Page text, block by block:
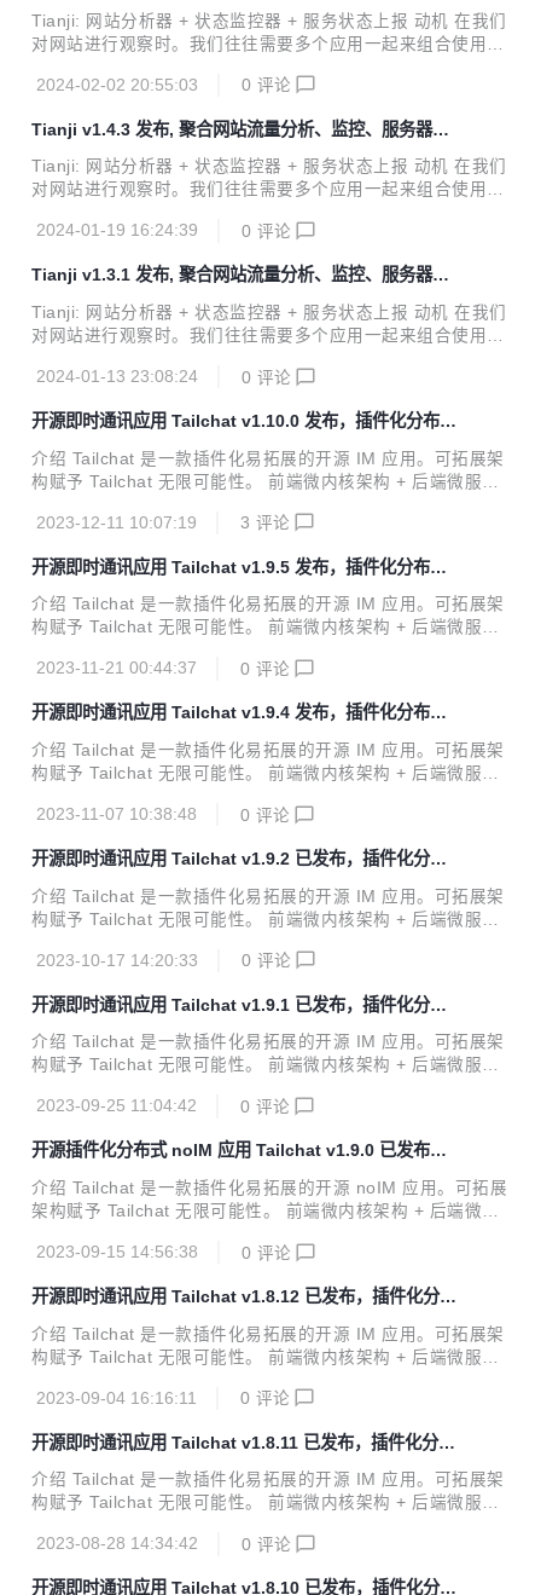
署的应用，我们往往还需要一个遥测系统来帮助我们对其他人
的部署情况做一个最简单的信息收集。 我认为这些工具应当是
这些常见的需求整合为一体呢？毕竟在大部分时候我们并不需
析、监控、服务器状态
Tianji: 网站分析器 + 状态监控器 + 服务状态上报 动机 在我们
对网站进行观察时。我们往往需要多个应用一起来组合使用。
面的访问量，我们需要 uptime 监控器来检查服务器的网络质
态来检查服务器的质量。另外如果开发的是一个允许被开源部
署的应用，我们往往还需要一个遥测系统来帮助我们对其他人
的部署情况做一个最简单的信息收集。 我认为这些工具应当是
这些常见的需求整合为一体呢？毕竟在大部分时候我们并不需
2024-02-02 20:55:03 0 评论
Tianji v1.4.3 发布, 聚合网站流量分析、监控、服务器状
态
Tianji: 网站分析器 + 状态监控器 + 服务状态上报 动机 在我们
对网站进行观察时。我们往往需要多个应用一起来组合使用。
面的访问量，我们需要 uptime 监控器来检查服务器的网络质
态来检查服务器的质量。另外如果开发的是一个允许被开源部
署的应用，我们往往还需要一个遥测系统来帮助我们对其他人
的部署情况做一个最简单的信息收集。 我认为这些工具应当是
这些常见的需求整合为一体呢？毕竟在大部分时候我们并不需
2024-01-19 16:24:39 0 评论
Tianji v1.3.1 发布, 聚合网站流量分析、监控、服务器状
态
Tianji: 网站分析器 + 状态监控器 + 服务状态上报 动机 在我们
对网站进行观察时。我们往往需要多个应用一起来组合使用。
的访问量，我们需要uptime监控器来检查服务器的网络质量与
检查服务器的质量。另外如果开发的是一个允许被开源部署的
应用，我们往往还需要一个遥测系统来帮助我们对其他人的部
署情况做一个最简单的信息收集。 我认为这些工具应当是为同
常见的需求整合为一体呢？毕竟在大部分时候我们并不需要非
2024-01-13 23:08:24 0 评论
开源即时通讯应用 Tailchat v1.10.0 发布，插件化分布式
noIM 应用
介绍 Tailchat 是一款插件化易拓展的开源 IM 应用。可拓展架
构赋予 Tailchat 无限可能性。 前端微内核架构 + 后端微服务
企业与私域用户打造，高度自由的群组管理与定制化的面板展
自己的品牌与圈子。 官方网站: https://tailchat.msgbyte.co
m/ v1.10.0 更新内容 特性更新 音视频功能优化 增加app摄像
头麦克风权限获取，现在移动端可以正常使用音视频服务了 增
添加基本信...
2023-12-11 10:07:19 3 评论
开源即时通讯应用 Tailchat v1.9.5 发布，插件化分布式
noIM 应用
介绍 Tailchat 是一款插件化易拓展的开源 IM 应用。可拓展架
构赋予 Tailchat 无限可能性。 前端微内核架构 + 后端微服务
企业与私域用户打造，高度自由的群组管理与定制化的面板展
自己的品牌与圈子。 官方网站: https://tailchat.msgbyte.co
m/ v1.9.5 更新内容 特性更新 livekit 插件增加成员面板 你可
以在成员面板中查看所有参会者的列表，以及麦克风情况 live
2023-11-21 00:44:37 0 评论
开源即时通讯应用 Tailchat v1.9.4 发布，插件化分布式
noIM 应用
介绍 Tailchat 是一款插件化易拓展的开源 IM 应用。可拓展架
构赋予 Tailchat 无限可能性。 前端微内核架构 + 后端微服务
企业与私域用户打造，高度自由的群组管理与定制化的面板展
自己的品牌与圈子。 官方网站: https://tailchat.msgbyte.co
m/ v1.9.4 更新内容 特性更新 增加消息搜索功能 现在支持在
会话中对聊天信息进行搜索，因为是直接在数据库中搜索，考
结果即视为超时。...
2023-11-07 10:38:48 0 评论
开源即时通讯应用 Tailchat v1.9.2 已发布，插件化分布
式 noIM 应用
介绍 Tailchat 是一款插件化易拓展的开源 IM 应用。可拓展架
构赋予 Tailchat 无限可能性。 前端微内核架构 + 后端微服务
企业与私域用户打造，高度自由的群组管理与定制化的面板展
自己的品牌与圈子。 官方网站: https://tailchat.msgbyte.co
m/ v1.9.2 更新内容 特性更新 增加桌面版分享屏幕的支持 现
在，可以在electron上点开屏幕分享并选中想要分享的窗口了
无法打...
2023-10-17 14:20:33 0 评论
开源即时通讯应用 Tailchat v1.9.1 已发布，插件化分布
式 noIM 应用
介绍 Tailchat 是一款插件化易拓展的开源 IM 应用。可拓展架
构赋予 Tailchat 无限可能性。 前端微内核架构 + 后端微服务
企业与私域用户打造，高度自由的群组管理与定制化的面板展
自己的品牌与圈子。 官方网站: https://tailchat.msgbyte.co
m/ v1.9.1 更新内容 特性更新 增加面板展示权限 为了更好的
控制展示内容，在本次更新中新增了面板展示权限，你可以在
通过权限的组合来...
2023-09-25 11:04:42 0 评论
开源插件化分布式 noIM 应用 Tailchat v1.9.0 已发布，
增加面板级别的权限控制
介绍 Tailchat 是一款插件化易拓展的开源 noIM 应用。可拓展
架构赋予 Tailchat 无限可能性。 前端微内核架构 + 后端微服
向企业与私域用户打造，高度自由的群组管理与定制化的面板
造自己的品牌与圈子。 官方网站: https://tailchat.msgbyte.co
m/ v1.9.0 更新内容 特性更新 增加面板级别的权限控制管理
在权限注册中增加了panel字段，当这个字段被设定并匹配到
于白名单...
2023-09-15 14:56:38 0 评论
开源即时通讯应用 Tailchat v1.8.12 已发布，插件化分布
式 noIM 应用
介绍 Tailchat 是一款插件化易拓展的开源 IM 应用。可拓展架
构赋予 Tailchat 无限可能性。 前端微内核架构 + 后端微服务
企业与私域用户打造，高度自由的群组管理与定制化的面板展
自己的品牌与圈子。 官方网站: https://tailchat.msgbyte.co
m/ v1.8.12 更新内容 特性更新 Markdown 编辑器 增加上传
图片功能 现在可以通过剪切板粘贴图片或者点击工具栏的图片
在...
2023-09-04 16:16:11 0 评论
开源即时通讯应用 Tailchat v1.8.11 已发布，插件化分布
式 noIM 应用
介绍 Tailchat 是一款插件化易拓展的开源 IM 应用。可拓展架
构赋予 Tailchat 无限可能性。 前端微内核架构 + 后端微服务
企业与私域用户打造，高度自由的群组管理与定制化的面板展
2023-08-28 14:34:42 0 评论
开源即时通讯应用 Tailchat v1.8.10 已发布，插件化分布